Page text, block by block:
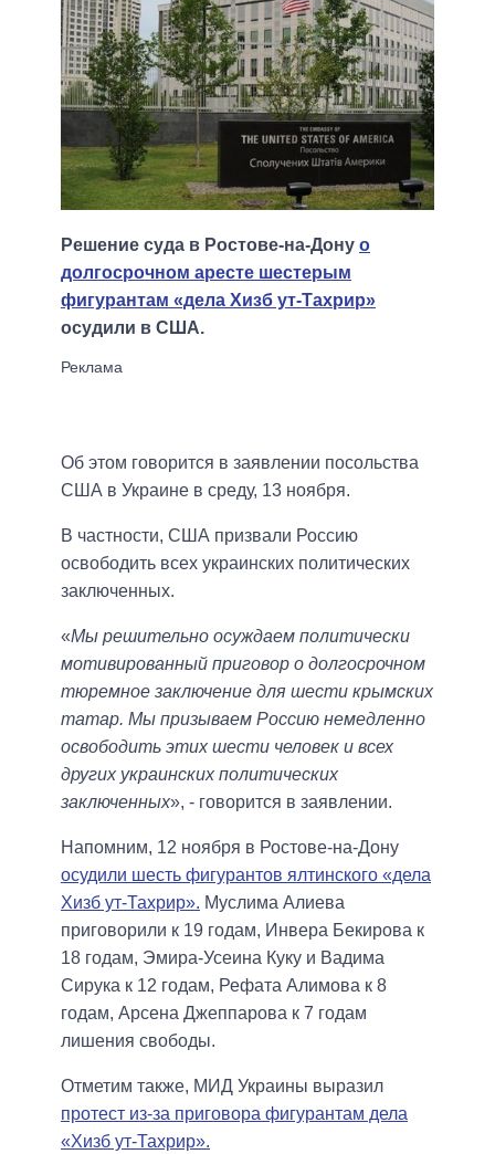
Решение суда в Ростове-на-Дону о
долгосрочном аресте шестерым
фигурантам «дела Хизб ут-Тахрир»
осудили в США.
Об этом говорится в заявлении посольства
США в Украине в среду, 13 ноября.
В частности, США призвали Россию
освободить всех украинских политических
заключенных.
«Мы решительно осуждаем политически
мотивированный приговор о долгосрочном
тюремное заключение для шести крымских
татар. Мы призываем Россию немедленно
освободить этих шести человек и всех
других украинских политических
заключенных», - говорится в заявлении.
Напомним, 12 ноября в Ростове-на-Дону
осудили шесть фигурантов ялтинского «дела
Хизб ут-Тахрир». Муслима Алиева
приговорили к 19 годам, Инвера Бекирова к
18 годам, Эмира-Усеина Куку и Вадима
Сирука к 12 годам, Рефата Алимова к 8
годам, Арсена Джеппарова к 7 годам
лишения свободы.
Отметим также, МИД Украины выразил
протест из-за приговора фигурантам дела
«Хизб ут-Тахрир».